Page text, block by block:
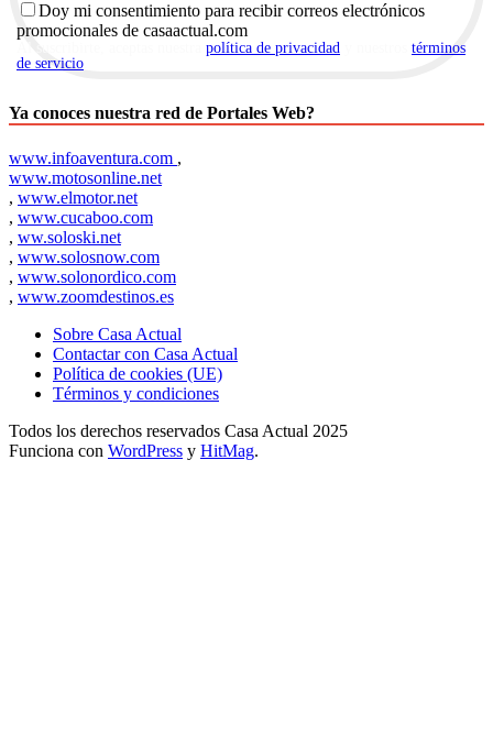
Doy mi consentimiento para recibir correos electrónicos
promocionales de casaactual.com
política de privacidad
términos
de servicio
Ya conoces nuestra red de Portales Web?
www.infoaventura.com ,
www.motosonline.net
, www.elmotor.net
, www.cucaboo.com
, ww.soloski.net
, www.solosnow.com
, www.solonordico.com
, www.zoomdestinos.es
Sobre Casa Actual
Contactar con Casa Actual
Política de cookies (UE)
Términos y condiciones
Todos los derechos reservados Casa Actual 2025
Funciona con WordPress y HitMag.